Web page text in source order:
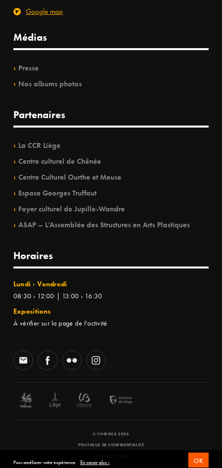
Google map
Médias
Presse
Nos albums photos
Partenaires
La CCR Liège
Centre culturel de Chênée
Centre Culturel Ourthe et Meuse
Espace Georges Truffaut
Foyer culturel de Jupille-Wandre
ASAP – L’Assemblée des Structures en Arts Plastiques
Horaires
Lundi › Vendredi
08:30 › 12:00 | 13:00 › 16:30
Expositions
À vérifier sur la page de l'activité
© CHIROUX 2026
POLITIQUE DE CONFIDENTIALITÉ
Pour améliorer votre expérience. En savoir plus › OK